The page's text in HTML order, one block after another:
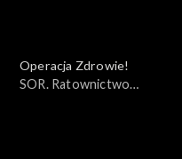
Operacja Zdrowie!
SOR. Ratownictwo